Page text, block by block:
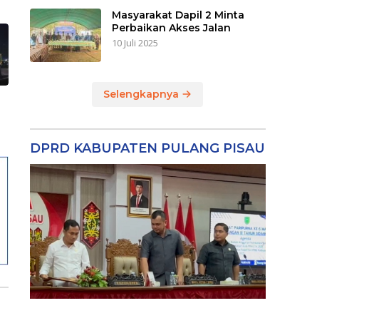
Masyarakat Dapil 2 Minta
Perbaikan Akses Jalan
10 Juli 2025
Selengkapnya
DPRD KABUPATEN PULANG PISAU